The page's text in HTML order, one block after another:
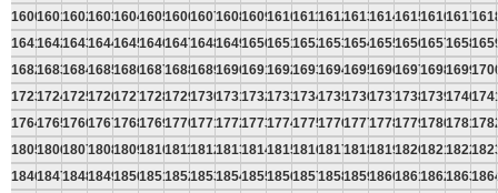
160016011602160316041605160616071608160916101611161216131614161516161617
164116421643164416451646164716481649165016511652165316541655165616571658
168216831684168516861687168816891690169116921693169416951696169716981699
172317241725172617271728172917301731173217331734173517361737173817391740
176417651766176717681769177017711772177317741775177617771778177917801781
180518061807180818091810181118121813181418151816181718181819182018211822
184618471848184918501851185218531854185518561857185818591860186118621863